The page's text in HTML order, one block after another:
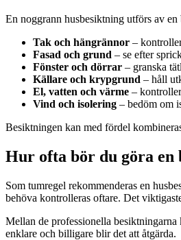
En noggrann husbesiktning utförs av
Tak och hängrännor –
Fasad och grund – se efter
Fönster och dörrar – granska
Källare och krypgrund – håll
El, vatten och värme –
Vind och isolering – bedöm om
Besiktningen kan med fördel
Hur ofta bör du göra en
Som tumregel rekommenderas en
behöva kontrolleras oftare. Det
Mellan de professionella
enklare och billigare blir det att åtgärda.